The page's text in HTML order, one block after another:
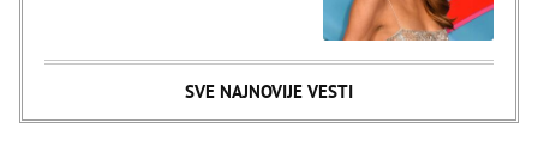
SVE NAJNOVIJE VESTI